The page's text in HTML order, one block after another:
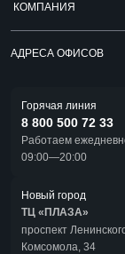
КОМПАНИЯ
АДРЕСА ОФИСОВ
Горячая линия
8 800 500 72 33
Работаем
09:00—20:00
Новый город
ТЦ «ПЛАЗА»
проспект
Комсомола, 34